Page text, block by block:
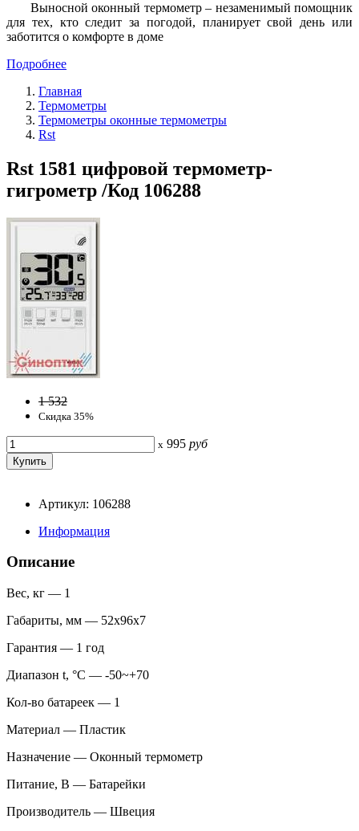
Выносной оконный термометр – незаменимый помощник
для тех, кто следит за погодой, планирует свой день или
заботится о комфорте в доме
Подробнее
Главная
Термометры
Термометры оконные термометры
Rst
Rst 1581 цифровой термометр-
гигрометр /Код 106288
1 532
Скидка 35%
x 995 руб
Артикул: 106288
Информация
Описание
Вес, кг — 1
Габариты, мм — 52х96х7
Гарантия — 1 год
Диапазон t, °С — -50~+70
Кол-во батареек — 1
Материал — Пластик
Назначение — Оконный термометр
Питание, В — Батарейки
Производитель — Швеция